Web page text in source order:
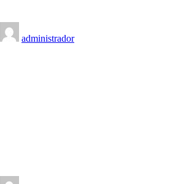
administrador